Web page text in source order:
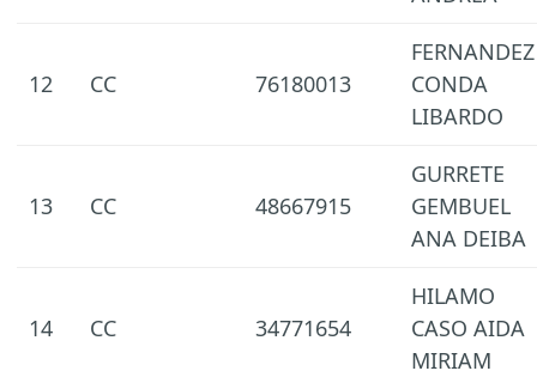
12 CC 76180013
FERNANDEZ
CONDA
LIBARDO
13 CC 48667915
GURRETE
GEMBUEL
ANA DEIBA
14 CC 34771654
HILAMO
CASO AIDA
MIRIAM